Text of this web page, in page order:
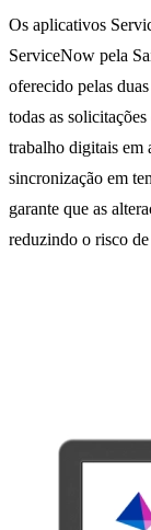
Os aplicativos
ServiceNow pela
oferecido pelas
todas as
trabalho digitais em
sincronização em
garante que as
reduzindo o risco